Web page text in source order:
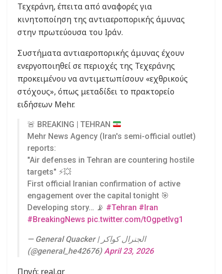
Τεχεράνη, έπειτα από αναφορές για
κινητοποίηση της αντιαεροπορικής άμυνας
στην πρωτεύουσα του Ιράν.
Συστήματα αντιαεροπορικής άμυνας έχουν
ενεργοποιηθεί σε περιοχές της Τεχεράνης
προκειμένου να αντιμετωπίσουν «εχθρικούς
στόχους», όπως μεταδίδει το πρακτορείο
ειδήσεων Mehr.
🚨 BREAKING | TEHRAN
Mehr News Agency (Iran's semi-official outlet)
reports:
"Air defenses in Tehran are countering hostile
targets" ⚡️💥
First official Iranian confirmation of active
engagement over the capital tonight 🎯
Developing story… 📡 #Tehran #Iran
#BreakingNews pic.twitter.com/tOgpetIvg1
— General Quacker | الجنرال كواكر
(@general_he42676) April 23, 2026
Πηγή: real.gr